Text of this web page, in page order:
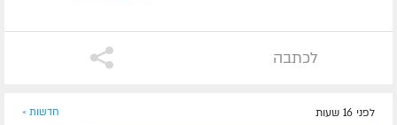
לכתבה
לפני 16 שעות חדשות »